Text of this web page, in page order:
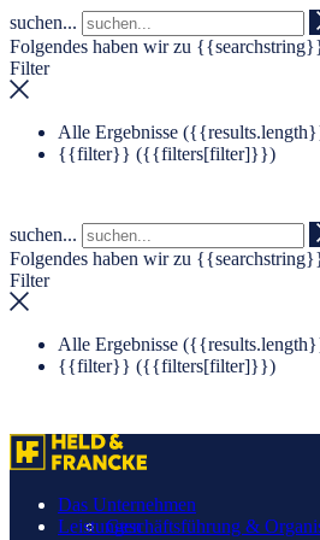
Navigation überspringen
Zum Footer springen
suchen...
Folgendes haben wir zu
Filter
Alle Ergebnisse (
{{filter}} ({{filters[filter]}})
suchen...
Folgendes haben wir zu
Filter
Alle Ergebnisse (
{{filter}} ({{filters[filter]}})
Das Unternehmen
Geschäftsführung &
Leistungen